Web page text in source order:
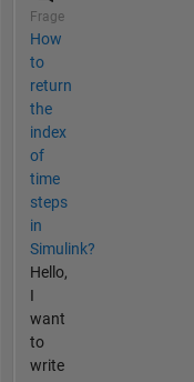
Frage
How
to
return
the
index
of
time
steps
in
Simulink?
Hello,
I
want
to
write